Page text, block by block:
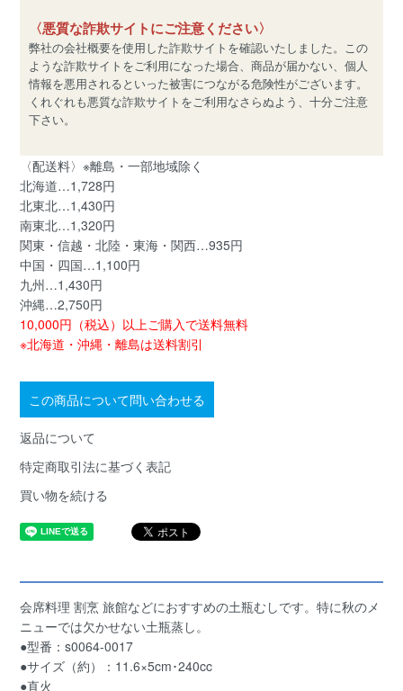
〈悪質な詐欺サイトにご注意ください〉
弊社の会社概要を使用した詐欺サイトを確認いたしました。この
ような詐欺サイトをご利用になった場合、商品が届かない、個人
情報を悪用されるといった被害につながる危険性がございます。
くれぐれも悪質な詐欺サイトをご利用なさらぬよう、十分ご注意
下さい。
〈配送料〉※離島・一部地域除く
北海道…1,728円
北東北…1,430円
南東北…1,320円
関東・信越・北陸・東海・関西…935円
中国・四国…1,100円
九州…1,430円
沖縄…2,750円
10,000円（税込）以上ご購入で送料無料
※北海道・沖縄・離島は送料割引
この商品について問い合わせる
返品について
特定商取引法に基づく表記
買い物を続ける
会席料理 割烹 旅館などにおすすめの土瓶むしです。特に秋のメ
ニューでは欠かせない土瓶蒸し。
●型番：s0064-0017
●サイズ（約）：11.6×5cm･240cc
●直火